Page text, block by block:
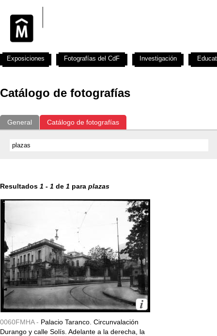
Catálogo de fotografías
General Catálogo de fotografías
Resultados 1 - 1 de 1 para plazas
0060FMHA - Palacio Taranco. Circunvalación
Durango y calle Solís. Adelante a la derecha, la
Exposiciones Fotografías del CdF Investigación